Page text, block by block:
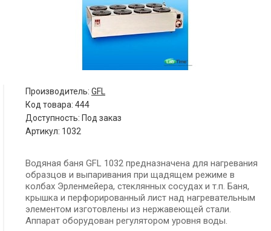
Производитель: GFL
Код товара: 444
Доступность: Под заказ
Артикул: 1032
Водяная баня GFL 1032 предназначена для нагревания
образцов и выпаривания при щадящем режиме в
колбах Эрленмейера, стеклянных сосудах и т.п. Баня,
крышка и перфорированный лист над нагревательным
элементом изготовлены из нержавеющей стали.
Аппарат оборудован регулятором уровня воды.